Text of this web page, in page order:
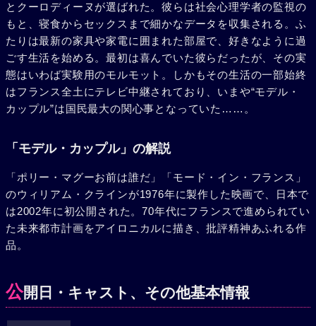
とクーロディーヌが選ばれた。彼らは社会心理学者の監視の
もと、寝食からセックスまで細かなデータを収集される。ふ
たりは最新の家具や家電に囲まれた部屋で、好きなように過
ごす生活を始める。最初は喜んでいた彼らだったが、その実
態はいわば実験用のモルモット。しかもその生活の一部始終
はフランス全土にテレビ中継されており、いまや“モデル・
カップル”は国民最大の関心事となっていた……。
「モデル・カップル」の解説
「ポリー・マグーお前は誰だ」「モード・イン・フランス」
のウィリアム・クラインが1976年に製作した映画で、日本で
は2002年に初公開された。70年代にフランスで進められてい
た未来都市計画をアイロニカルに描き、批評精神あふれる作
品。
公開日・キャスト、その他基本情報